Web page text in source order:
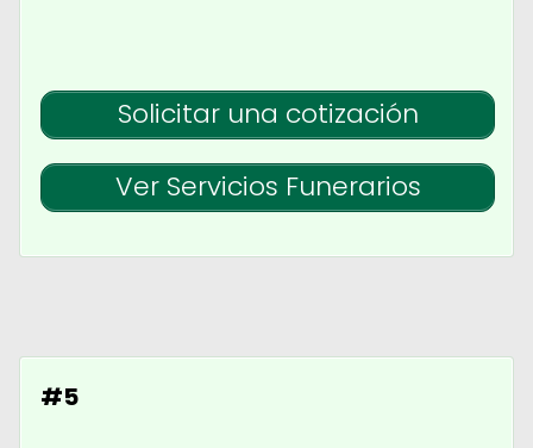
Solicitar una cotización
Ver Servicios Funerarios
#5